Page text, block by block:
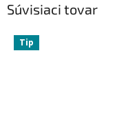
Súvisiaci tovar
Tip